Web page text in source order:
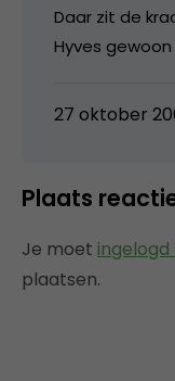
Daar zit de
Hyves
27 oktober
Plaats
Je moet ingelogd
plaatsen.